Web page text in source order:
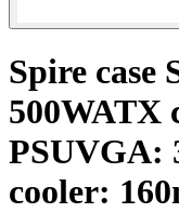
Spire case
500WATX
PSUVGA:
cooler: